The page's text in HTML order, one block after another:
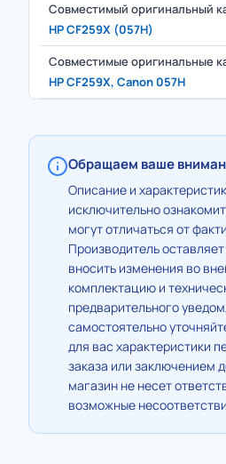
Совместимый оригинальный
HP CF259X (057H)
Совместимые оригинальные
HP CF259X, Canon 057H
Обращаем ваше
Описание и
исключительно
могут отличаться от
Производитель
вносить изменения во
комплектацию и
предварительного
самостоятельно
для вас характеристики
заказа или заключением
магазин не несет
возможные